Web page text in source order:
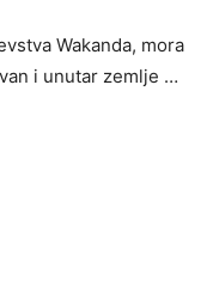
Wakanda, mora
i unutar zemlje …